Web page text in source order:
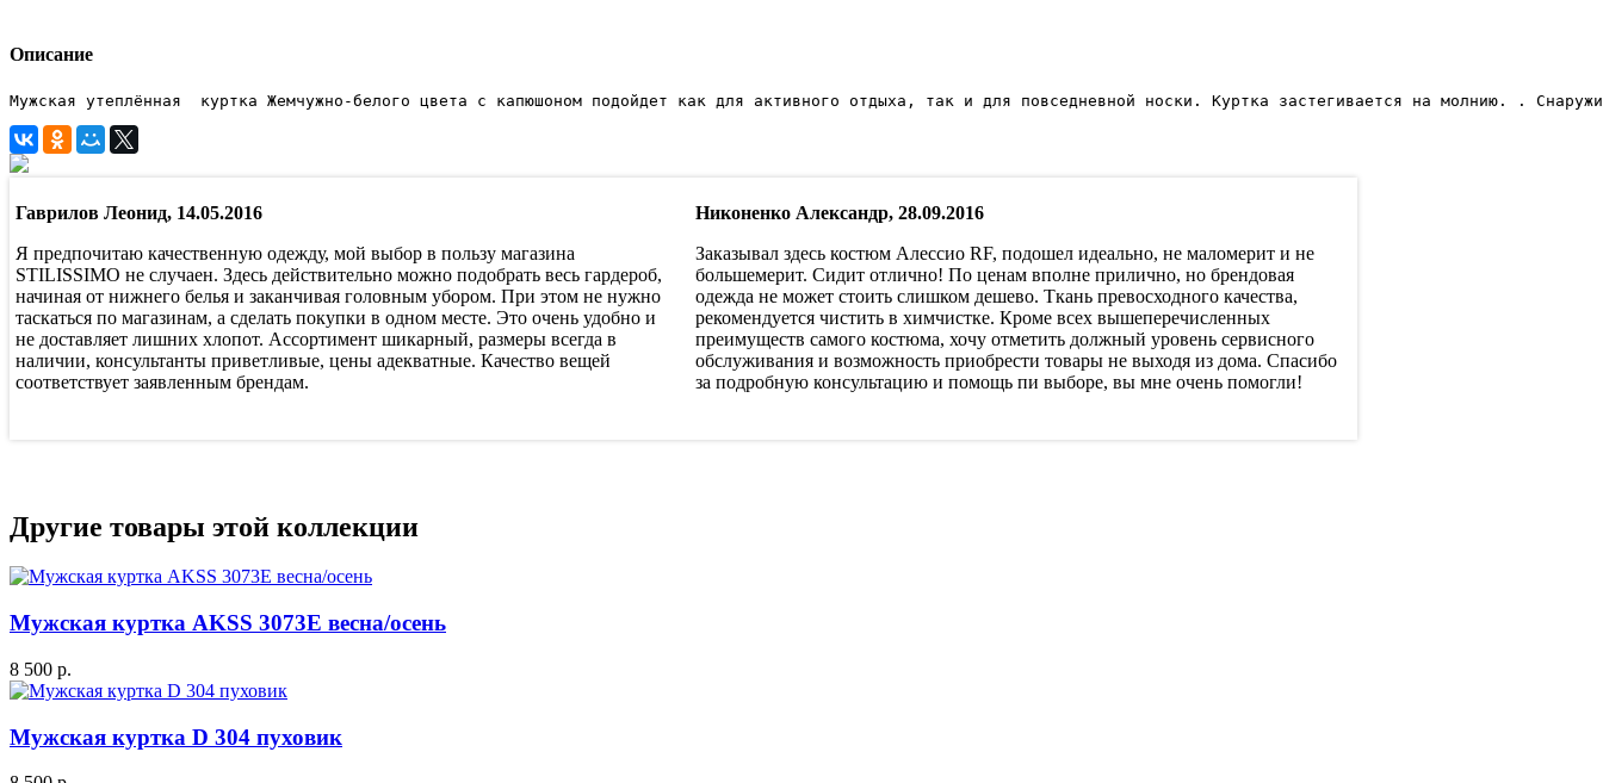
Описание
Мужская утеплённая  куртка Жемчужно-белого цвета с капюшоном подойдет как для активного отдыха, так и для повседневной носки. Куртка застегивается на молнию. .
Гаврилов Леонид, 14.05.2016
Я предпочитаю качественную одежду, мой выбор в пользу магазина
STILISSIMO не случаен. Здесь действительно можно подобрать весь гардероб,
начиная от нижнего белья и заканчивая головным убором. При этом не нужно
таскаться по магазинам, а сделать покупки в одном месте. Это очень удобно и
не доставляет лишних хлопот. Ассортимент шикарный, размеры всегда в
наличии, консультанты приветливые, цены адекватные. Качество вещей
соответствует заявленным брендам.
Никоненко Александр, 28.09.2016
Заказывал здесь костюм Алессио RF, подошел идеально, не маломерит и не
большемерит. Сидит отлично! По ценам вполне прилично, но брендовая
одежда не может стоить слишком дешево. Ткань превосходного качества,
рекомендуется чистить в химчистке. Кроме всех вышеперечисленных
преимуществ самого костюма, хочу отметить должный уровень сервисного
обслуживания и возможность приобрести товары не выходя из дома. Спасибо
за подробную консультацию и помощь пи выборе, вы мне очень помогли!
Другие товары этой коллекции
Мужская куртка AKSS 3073E весна/осень
8 500 р.
Мужская куртка D 304 пуховик